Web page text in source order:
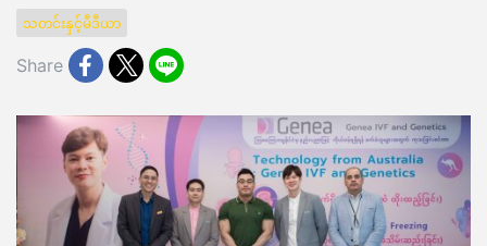
သတင်းနှင့်မီဒီယာ
Share